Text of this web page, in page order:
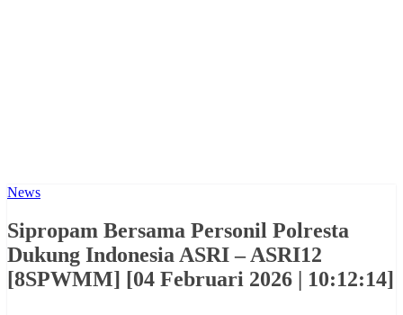
News
Sipropam Bersama Personil Polresta
Dukung Indonesia ASRI – ASRI12
[8SPWMM] [04 Februari 2026 | 10:12:14]